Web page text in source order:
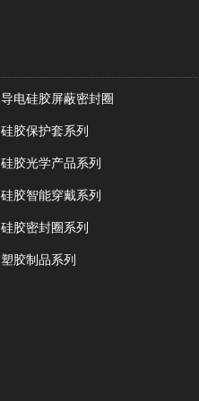
导电硅胶屏蔽密封圈
硅胶保护套系列
硅胶光学产品系列
硅胶智能穿戴系列
硅胶密封圈系列
塑胶制品系列